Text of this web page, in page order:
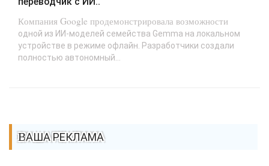
Компания Google продемонстрировала возможности
одной из ИИ-моделей семейства Gemma на локальном
устройстве в режиме офлайн. Разработчики создали
полностью автономный...
ВАША РЕКЛАМА